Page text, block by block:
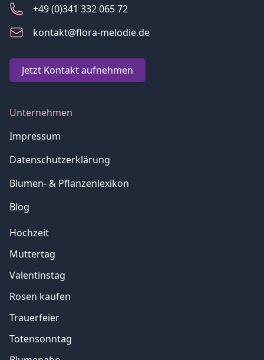
+49 (0)341 332 065 72
kontakt@flora-melodie.de
Jetzt Kontakt aufnehmen
Unternehmen
Impressum
Datenschutzerklärung
Blumen- & Pflanzenlexikon
Blog
Hochzeit
Muttertag
Valentinstag
Rosen kaufen
Trauerfeier
Totensonntag